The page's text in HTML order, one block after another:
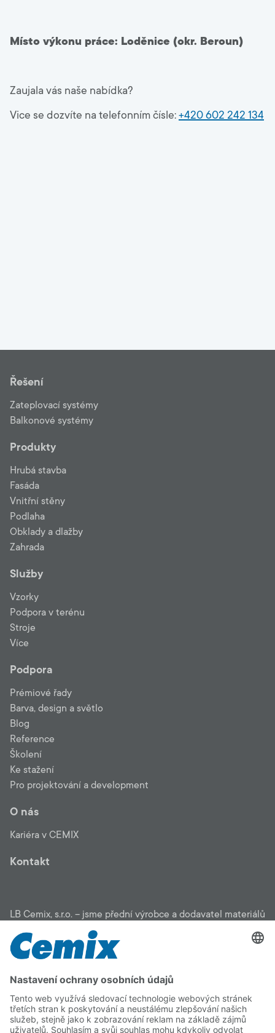
Místo výkonu práce: Loděnice (okr. Beroun)
Zaujala vás naše nabídka?
Vice se dozvíte na telefonním čísle:+420 602 242 134
Řešení
Zateplovací systémy
Balkonové systémy
Produkty
Hrubá stavba
Fasáda
Vnitřní stěny
Podlaha
Obklady a dlažby
Zahrada
Služby
Vzorky
Podpora v terénu
Stroje
Více
Podpora
Prémiové řady
Barva, design a světlo
Blog
Reference
Školení
Ke stažení
Pro projektování a development
O nás
Kariéra v CEMIX
Kontakt
LB Cemix, s.r.o. – jsme přední výrobce a dodavatel materiálů
pro stavbu: zateplení, fasády, malty, stěrky, omítky, potěry,
penetrace, lepidla, podlahové stěrky, sanační systémy,
zahradní program. Pomůžeme vám vybrat vhodný materiál
firmu. Na kvalitu CEMIX se můžete spolehnout.
Copyright © 2026 LB Cemix, s.r.o.